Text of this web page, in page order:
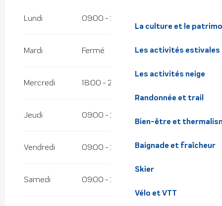
La culture et le
Les activités estivales
Les activités neige
Randonnée et trail
Bien-être et
Baignade et fraîcheur
Skier
Vélo et VTT
Lundi 09:00 - 22:30
Mardi Fermé
Mercredi 18:00 - 22:30
Jeudi 09:00 - 22:30
Vendredi 09:00 - 22:30
Samedi 09:00 - 22:30